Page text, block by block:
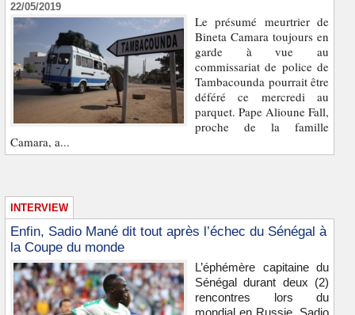
22/05/2019
Le présumé meurtrier de
Bineta Camara toujours en
garde à vue au
commissariat de police de
Tambacounda pourrait être
déféré ce mercredi au
parquet. Pape Alioune Fall,
proche de la famille
Camara, a...
INTERVIEW
Enfin, Sadio Mané dit tout après l’échec du Sénégal à
la Coupe du monde
L’éphémère capitaine du
Sénégal durant deux (2)
rencontres lors du
mondial en Russie, Sadio